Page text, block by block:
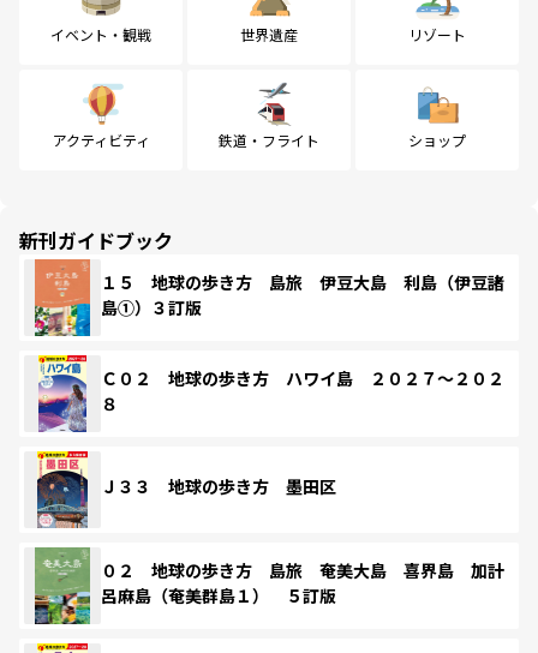
イベント・観戦 世界遺産 リゾート
アクティビティ 鉄道・フライト ショップ
新刊ガイドブック
１５ 地球の歩き方 島旅 伊豆大島 利島（伊豆諸
島①）３訂版
Ｃ０２ 地球の歩き方 ハワイ島 ２０２７～２０２
８
Ｊ３３ 地球の歩き方 墨田区
０２ 地球の歩き方 島旅 奄美大島 喜界島 加計
呂麻島（奄美群島１） ５訂版